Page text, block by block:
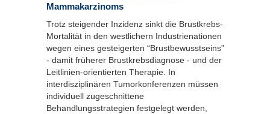
Mammakarzinoms
Trotz steigender Inzidenz sinkt die Brustkrebs-
Mortalität in den westlichern Industrienationen
wegen eines gesteigerten “Brustbewusstseins”
- damit früherer Brustkrebsdiagnose - und der
Leitlinien-orientierten Therapie. In
interdisziplinären Tumorkonferenzen müssen
individuell zugeschnittene
Behandlungsstrategien festgelegt werden,